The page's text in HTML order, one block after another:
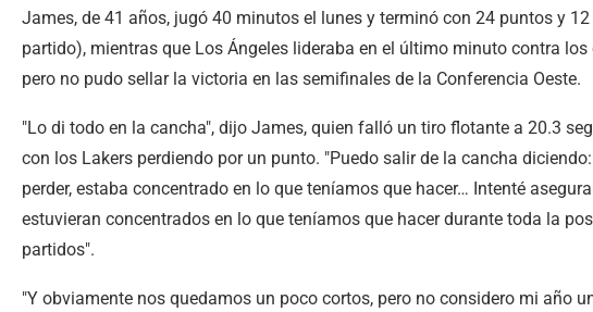
James, de 41 años, jugó 40 minutos el lunes y terminó con 24 puntos y
partido), mientras que Los Ángeles lideraba en el último minuto contra los
pero no pudo sellar la victoria en las semifinales de la Conferencia Oeste.
"Lo di todo en la cancha", dijo James, quien falló un tiro flotante a 20.3
con los Lakers perdiendo por un punto. "Puedo salir de la cancha
perder, estaba concentrado en lo que teníamos que hacer… Intenté
estuvieran concentrados en lo que teníamos que hacer durante toda la
partidos".
"Y obviamente nos quedamos un poco cortos, pero no considero mi año